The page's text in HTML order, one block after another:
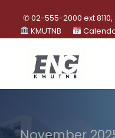
✆ 02-555-2000 ext
KMUTNB